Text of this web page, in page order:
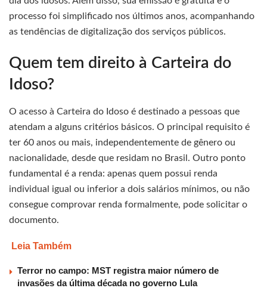
processo foi simplificado nos últimos anos, acompanhando
as tendências de digitalização dos serviços públicos.
Quem tem direito à Carteira do
Idoso?
O acesso à Carteira do Idoso é destinado a pessoas que
atendam a alguns critérios básicos. O principal requisito é
ter 60 anos ou mais, independentemente de gênero ou
nacionalidade, desde que residam no Brasil. Outro ponto
fundamental é a renda: apenas quem possui renda
individual igual ou inferior a dois salários mínimos, ou não
consegue comprovar renda formalmente, pode solicitar o
documento.
Leia Também
Terror no campo: MST registra maior número de
invasões da última década no governo Lula